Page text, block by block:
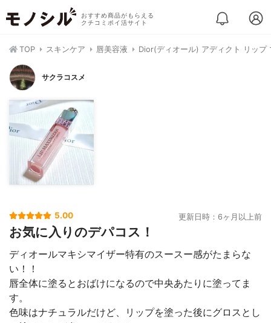
おすすめ商品がもらえる
クチコミポイ活サイト
TOP スキンケア 唇美容液 Dior(ディオール) アディクト リップ
サクラコスメ
5.00 更新日時：6ヶ月以上前
お気に入りのデパコス！
ディオールマキシマイザー特有のスースー感がたまらな
い！！
唇全体に塗るとおばけになるので中央あたりに塗ってま
す。
色味はナチュラルだけど、リップを塗った後にグロスとし